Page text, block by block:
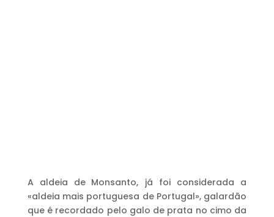
A aldeia de Monsanto, já foi considerada a
«aldeia mais portuguesa de Portugal», galardão
que é recordado pelo galo de prata no cimo da